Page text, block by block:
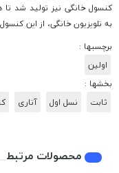
کنسول خانگی نیز تولید شد تا
به تلویزیون خانگی، از این
برچسبها :
اولین
بخشها :
ثابت
نسل اول آتاری
محصولات مرتبط